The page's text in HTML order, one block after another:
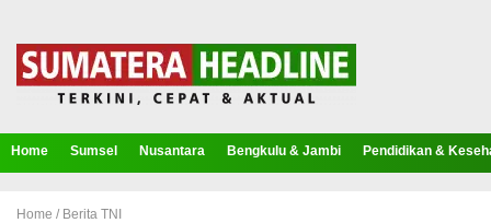
Home Sumsel Nusantara Bengkulu & Jambi Pendidikan &
Home / Berita TNI